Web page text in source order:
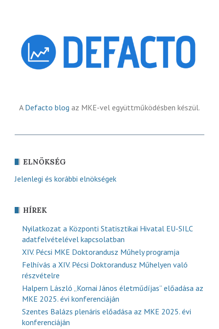
A Defacto blog az MKE-vel együttműködésben készül.
ELNÖKSÉG
Jelenlegi és korábbi elnökségek
HÍREK
Nyilatkozat a Központi Statisztikai Hivatal EU-SILC
adatfelvételével kapcsolatban
XIV. Pécsi MKE Doktorandusz Műhely programja
Felhívás a XIV. Pécsi Doktorandusz Műhelyen való
részvételre
Halpern László „Kornai János életműdíjas” előadása az
MKE 2025. évi konferenciáján
Szentes Balázs plenáris előadása az MKE 2025. évi
konferenciáján